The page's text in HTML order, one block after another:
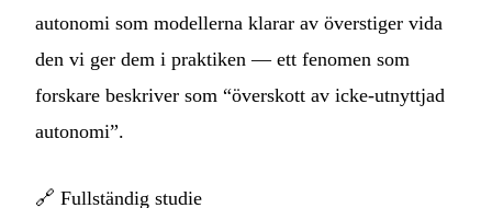
autonomi som modellerna klarar av överstiger vida
den vi ger dem i praktiken — ett fenomen som
forskare beskriver som “överskott av icke-utnyttjad
autonomi”.
🔗 Fullständig studie